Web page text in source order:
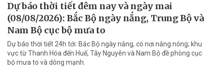
Dự báo thời tiết đêm nay và ngày mai
(08/08/2026): Bắc Bộ ngày nắng, Trung Bộ và
Nam Bộ cục bộ mưa to
Dự báo thời tiết 24h tới: Bắc Bộ ngày nắng, có nơi nắng nóng; khu
vực từ Thanh Hóa đến Huế, Tây Nguyên và Nam Bộ đề phòng cục
bộ mưa to và dông mạnh.